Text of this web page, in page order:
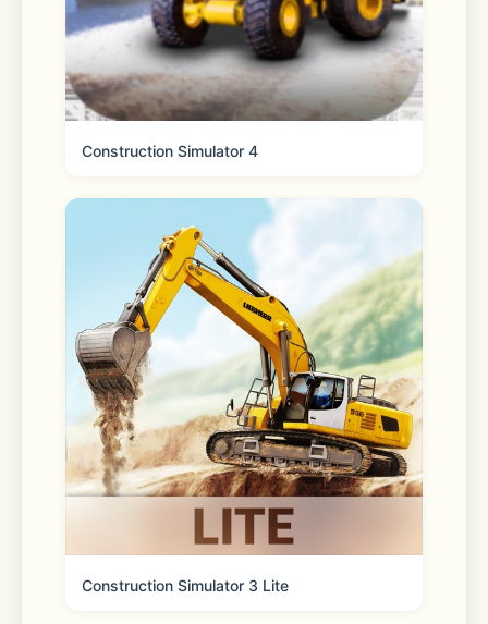
Construction Simulator 4
Construction Simulator 3 Lite